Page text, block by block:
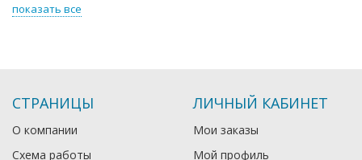
показать все
СТРАНИЦЫ
О компании
Схема работы
ЛИЧНЫЙ КАБИНЕТ
Мои заказы
Мой профиль